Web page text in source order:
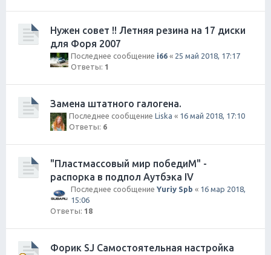
Нужен совет !! Летняя резина на 17 диски
для Форя 2007
Последнее сообщение i66 « 25 май 2018, 17:17
Ответы: 1
Замена штатного галогена.
Последнее сообщение Liska « 16 май 2018, 17:10
Ответы: 6
"Пластмассовый мир победиМ" -
распорка в подпол Аутбэка IV
Последнее сообщение Yuriy Spb « 16 мар 2018,
15:06
Ответы: 18
Форик SJ Самостоятельная настройка